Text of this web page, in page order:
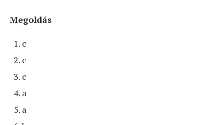
Megoldás
c
c
c
a
a